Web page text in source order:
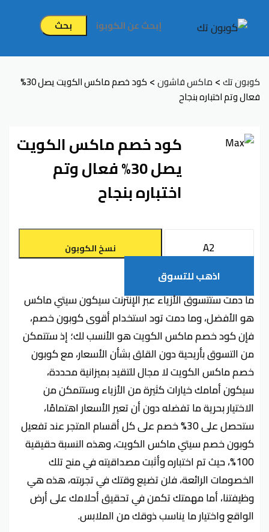
بحث
كوبون تك> ماكس فاشون>
كود خصم ماكس الكويت يصل 30%
فعال وتم اختباره بنجاح
كود خصم ماكس الكويت
يصل 30% فعال وتم
اختباره بنجاح
نسخ الكوبون
اذهب للتسوق
ما دمت ستتسوق الأزياء عبر الإنترنت سيكون سيتي ماكس
هو الأفضل، وما دمت تود استخدام أقوى كوبون خصم،
فإن كود خصم ماكس الكويت هو الأنسب لك؛ إذ ستتمكن
من التسوق بأريحية دون القلق بشأن الأسعار، مع كوبون
خصم ماكس الكويت لا مجال للتقيد بميزانية محددة،
سيكون أمامك خيارات كثيرة من الأزياء وستتمكن من
الاختيار بحرية ما تفضله دون أن تعير الأسعار اهتمامًا،
ستحصل على 30% خصم على كل أقسام المتجر عند تفعيل
كوبون خصم سيتي ماكس الكويت، وهذه النسبة حقيقية
100%، حيث تم اختباره وأثبت مصداقيته في منح تلك
الخصومات الرائعة، فلن تضيع وقتك في تجربته، هذه هي
وظيفتنا، أما مهمتك تكمن في تحقيق أحلامك على أرض
الواقع واختيار ما يناسب ذوقك من الملابس.